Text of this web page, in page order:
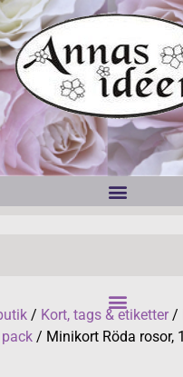
/ Kort, tags & etiketter/
/ Minikort Röda rosor,